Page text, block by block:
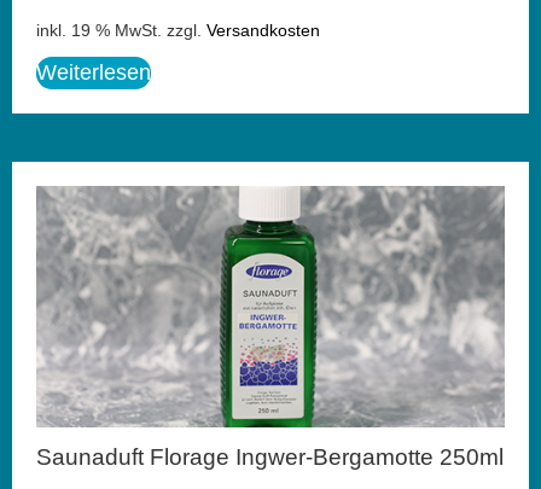
inkl. 19 % MwSt. zzgl. Versandkosten
Weiterlesen
Saunaduft Florage Ingwer-Bergamotte 250ml